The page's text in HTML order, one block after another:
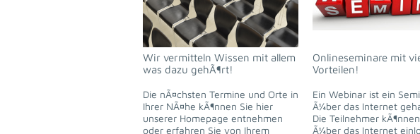
Wir vermitteln Wissen mit allem
was dazu gehÃ¶rt!
Die nÃ¤chsten Termine und Orte in
Ihrer NÃ¤he kÃ¶nnen Sie hier
unserer Homepage entnehmen
oder erfahren Sie von Ihrem
Onlineseminare mit
Vorteilen!
Ein Webinar ist ein
Ã¼ber das Internet
Die Teilnehmer
Ã¼ber das Internet